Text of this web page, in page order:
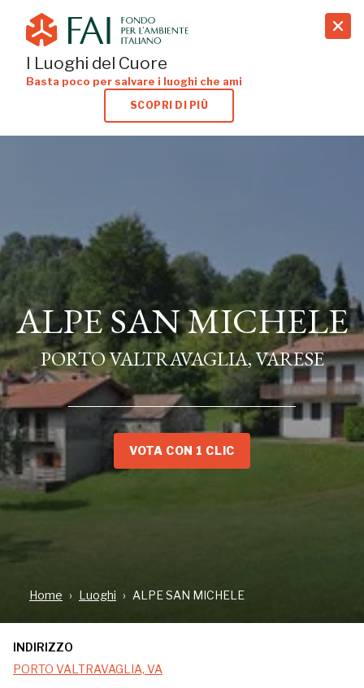
search
I Luoghi del Cuore
Basta poco per salvare i luoghi che ami
SCOPRI DI PIÙ
ALPE SAN MICHELE
PORTO VALTRAVAGLIA, VARESE
VOTA CON 1 CLIC
Home Luoghi ALPE SAN MICHELE
INDIRIZZO
PORTO VALTRAVAGLIA, VA
ALPE SAN MICHELE
PORTO VALTRAVAGLIA, VARESE
INDIRIZZO